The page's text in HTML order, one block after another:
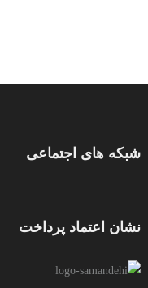
شبکه های اجتماعی
نشان اعتماد پرداخت